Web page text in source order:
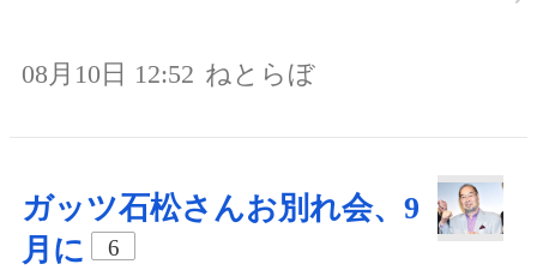
08月10日 12:52 ねとらぼ
ガッツ石松さんお別れ会、9
月に
6